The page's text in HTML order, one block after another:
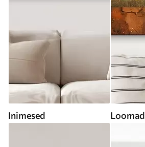
Inimesed Loomad